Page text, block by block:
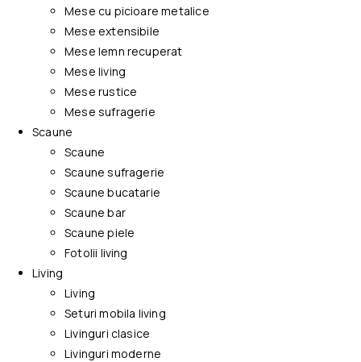
Mese cu picioare metalice
Mese extensibile
Mese lemn recuperat
Mese living
Mese rustice
Mese sufragerie
Scaune
Scaune
Scaune sufragerie
Scaune bucatarie
Scaune bar
Scaune piele
Fotolii living
Living
Living
Seturi mobila living
Livinguri clasice
Livinguri moderne